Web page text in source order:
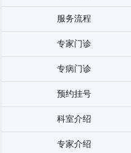
服务流程
专家门诊
专病门诊
预约挂号
科室介绍
专家介绍